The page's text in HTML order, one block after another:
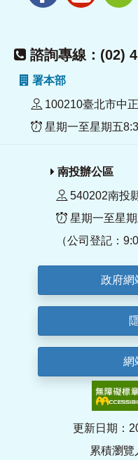
諮詢專線：(02)
署本部
100210臺北市中
星期一至星期五
南投辦公區
540202南投
星期一至星
（公司登記：
政府網
網
更新日期：
累積瀏